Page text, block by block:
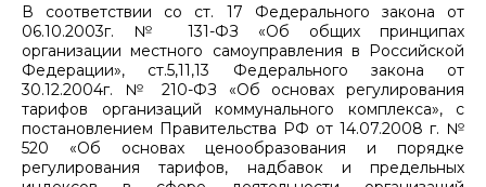
В соответствии со ст. 17 Федерального закона от
06.10.2003г. № 131-ФЗ «Об общих принципах
организации местного самоуправления в Российской
Федерации», ст.5,11,13 Федерального закона от
30.12.2004г. № 210-ФЗ «Об основах регулирования
тарифов организаций коммунального комплекса», с
постановлением Правительства РФ от 14.07.2008 г. №
520 «Об основах ценообразования и порядке
регулирования тарифов, надбавок и предельных